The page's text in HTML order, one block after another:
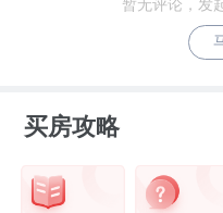
暂无评论，发
买房攻略